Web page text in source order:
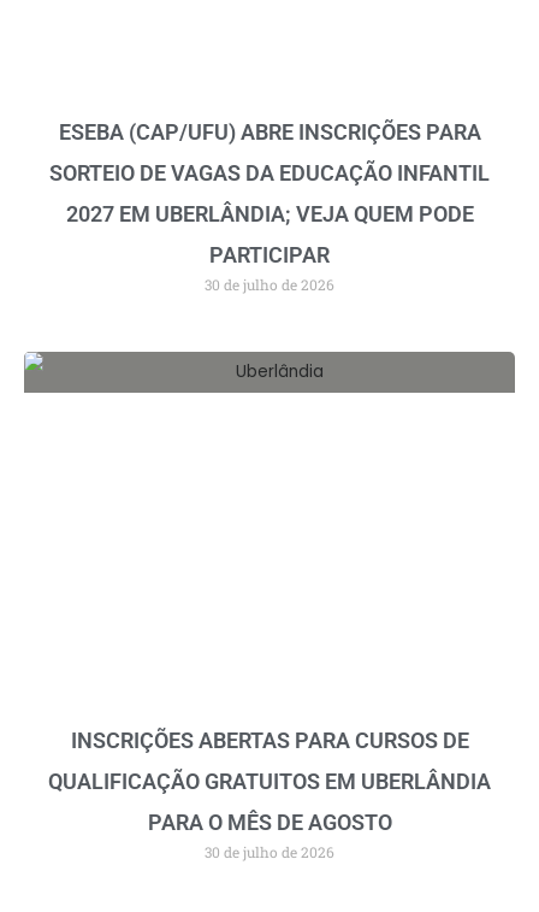
ESEBA (CAP/UFU) ABRE INSCRIÇÕES PARA
SORTEIO DE VAGAS DA EDUCAÇÃO INFANTIL
2027 EM UBERLÂNDIA; VEJA QUEM PODE
PARTICIPAR
30 de julho de 2026
INSCRIÇÕES ABERTAS PARA CURSOS DE
QUALIFICAÇÃO GRATUITOS EM UBERLÂNDIA
PARA O MÊS DE AGOSTO
30 de julho de 2026